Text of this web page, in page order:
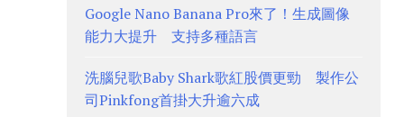
Google Nano Banana Pro來了！生成圖像
能力大提升 支持多種語言
洗腦兒歌Baby Shark歌紅股價更勁 製作公
司Pinkfong首掛大升逾六成